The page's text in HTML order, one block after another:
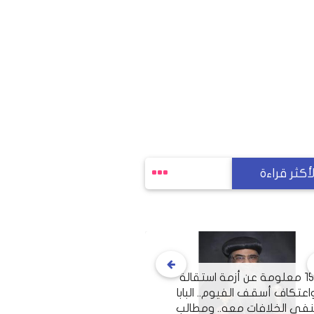
الأكثر قراءة
15 معلومة عن أزمة استقالة
أسقف الفيوم.. البابا
الخلافات معه.. ومطالب